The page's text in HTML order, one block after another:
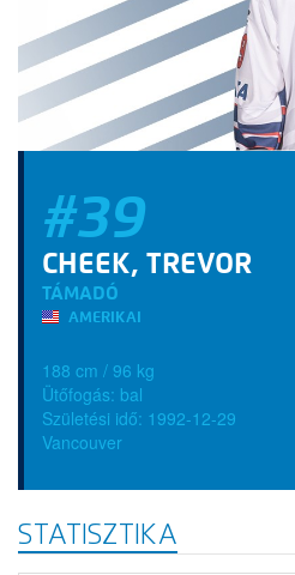
#39
CHEEK, TREVOR
TÁMADÓ
AMERIKAI
188 cm / 96 kg
Ütőfogás: bal
Születési idő: 1992-12-29
Vancouver
STATISZTIKA